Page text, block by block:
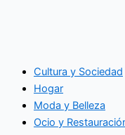
Cultura y Sociedad
Hogar
Moda y Belleza
Ocio y